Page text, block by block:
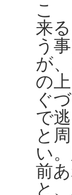
こ
来
う
が
の
ぐ
で
と
い
前
と